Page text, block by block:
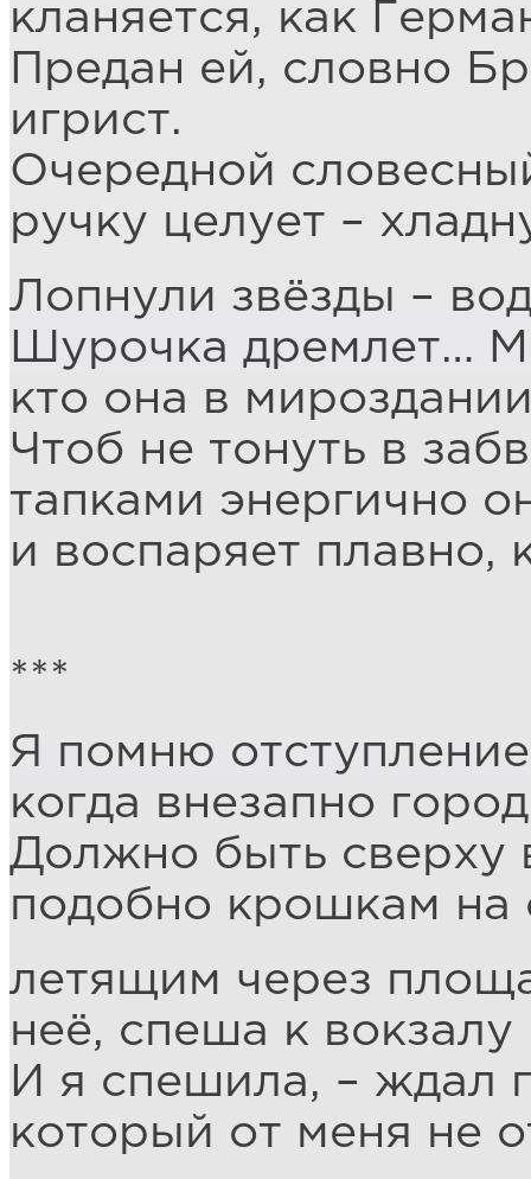
кланяется, как
Предан ей, словно
игрист.
Очередной
ручку целует –
Лопнули звёзды –
Шурочка дремлет…
кто она в
Чтоб не тонуть в
тапками энергично
и воспаряет плавно,
***
Я помню
когда внезапно
Должно быть сверху
подобно крошкам
летящим через
неё, спеша к вокзалу
И я спешила, – ждал
который от меня не